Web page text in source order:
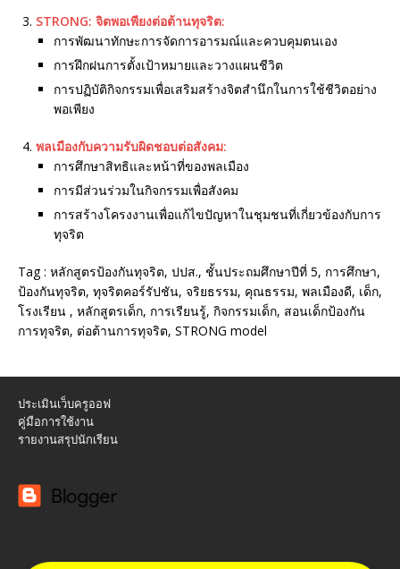
STRONG: จิตพอเพียงต่อต้านทุจริต:
การพัฒนาทักษะการจัดการอารมณ์และควบคุมตนเอง
การฝึกฝนการตั้งเป้าหมายและวางแผนชีวิต
การปฏิบัติกิจกรรมเพื่อเสริมสร้างจิตสำนึกในการใช้ชีวิตอย่าง
พอเพียง
พลเมืองกับความรับผิดชอบต่อสังคม:
การศึกษาสิทธิและหน้าที่ของพลเมือง
การมีส่วนร่วมในกิจกรรมเพื่อสังคม
การสร้างโครงงานเพื่อแก้ไขปัญหาในชุมชนที่เกี่ยวข้องกับการ
ทุจริต
Tag : หลักสูตรป้องกันทุจริต, ปปส., ชั้นประถมศึกษาปีที่ 5, การศึกษา,
ป้องกันทุจริต, ทุจริตคอร์รัปชัน, จริยธรรม, คุณธรรม, พลเมืองดี, เด็ก,
โรงเรียน , หลักสูตรเด็ก, การเรียนรู้, กิจกรรมเด็ก, สอนเด็กป้องกัน
การทุจริต, ต่อต้านการทุจริต, STRONG model
ประเมินเว็บครูออฟ
คู่มือการใช้งาน
รายงานสรุปนักเรียน